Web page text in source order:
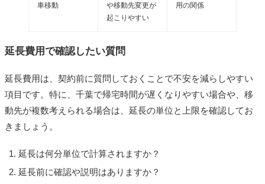
車移動
や移動先変更が
起こりやすい
用の関係
延長費用で確認したい質問
延長費用は、契約前に質問しておくことで不安を減らしやすい
項目です。特に、千葉で帰宅時間が遅くなりやすい場合や、移
動先が複数考えられる場合は、延長の単位と上限を確認してお
きましょう。
延長は何分単位で計算されますか？
延長前に確認や説明はありますか？